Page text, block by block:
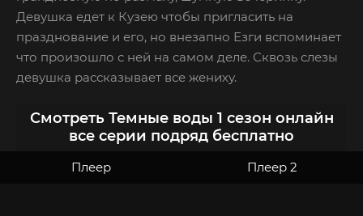
Девушка едет к Кузею чтобы пригласить на
празднование и его, но внезапно Езги вспоминает
что произошло с ней на самом деле. Сквозь слезы
девушка рассказывает все жениху.
Смотреть Темные воды 1 сезон онлайн
все серии подряд бесплатно
Плеер Плеер 2